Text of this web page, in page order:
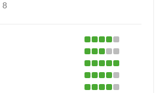
8